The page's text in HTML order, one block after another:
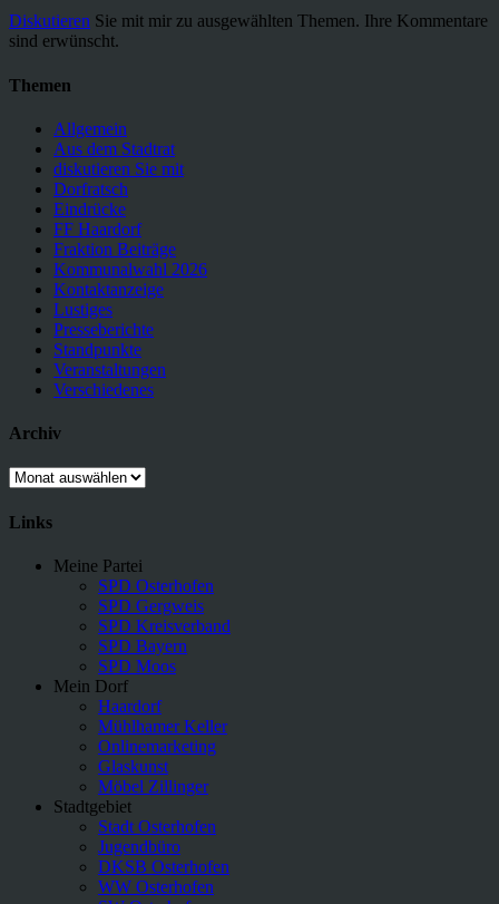
Diskutieren Sie mit mir zu ausgewählten Themen. Ihre Kommentare
sind erwünscht.
Themen
Allgemein
Aus dem Stadtrat
diskutieren Sie mit
Dorfratsch
Eindrücke
FF Haardorf
Fraktion Beiträge
Kommunalwahl 2026
Kontaktanzeige
Lustiges
Presseberichte
Standpunkte
Veranstaltungen
Verschiedenes
Archiv
Archiv
Links
Meine Partei
SPD Osterhofen
SPD Gergweis
SPD Kreisverband
SPD Bayern
SPD Moos
Mein Dorf
Haardorf
Mühlhamer Keller
Onlinemarketing
Glaskunst
Möbel Zillinger
Stadtgebiet
Stadt Osterhofen
Jugendbüro
DKSB Osterhofen
WW Osterhofen